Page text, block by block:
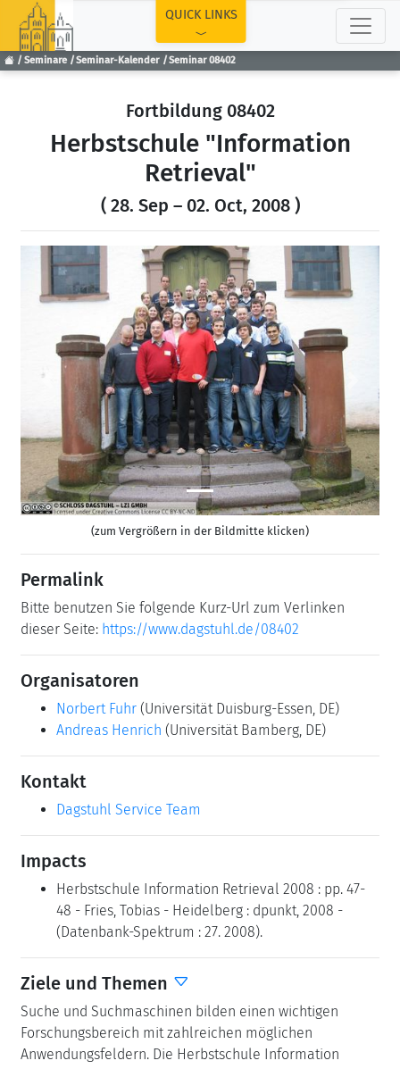
Seminare Seminar-Kalender Seminar 08402
QUICK LINKS
Fortbildung 08402
Herbstschule "Information
Retrieval"
( 28. Sep – 02. Oct, 2008 )
Previous Next
(zum Vergrößern in der Bildmitte klicken)
Permalink
Bitte benutzen Sie folgende Kurz-Url zum Verlinken
dieser Seite: https://www.dagstuhl.de/08402
Organisatoren
Norbert Fuhr (Universität Duisburg-Essen, DE)
Andreas Henrich (Universität Bamberg, DE)
Kontakt
Dagstuhl Service Team
Impacts
Herbstschule Information Retrieval 2008 : pp. 47-
48 - Fries, Tobias - Heidelberg : dpunkt, 2008 -
(Datenbank-Spektrum : 27. 2008).
Ziele und Themen
Suche und Suchmaschinen bilden einen wichtigen
Forschungsbereich mit zahlreichen möglichen
Anwendungsfeldern. Die Herbstschule Information